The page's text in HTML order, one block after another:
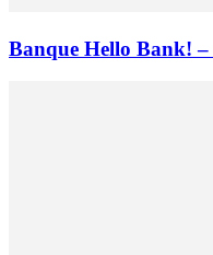
Banque Hello Bank!